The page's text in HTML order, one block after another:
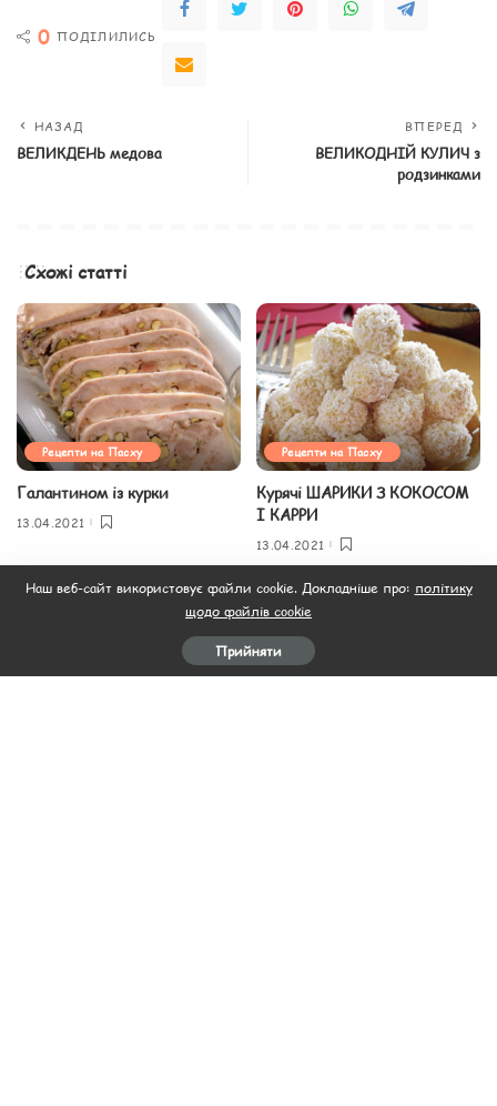
0 ПОДІЛИЛИСЬ
НАЗАД
ВЕЛИКДЕНЬ медова
ВПЕРЕД
ВЕЛИКОДНІЙ КУЛИЧ з
родзинками
Схожі статті
Рецепти на Пасху
Галантином із курки
13.04.2021
Рецепти на Пасху
Курячі ШАРИКИ З КОКОСОМ
І КАРРИ
13.04.2021
Наш веб-сайт використовує файли cookie. Докладніше про: політику
щодо файлів cookie
Прийняти